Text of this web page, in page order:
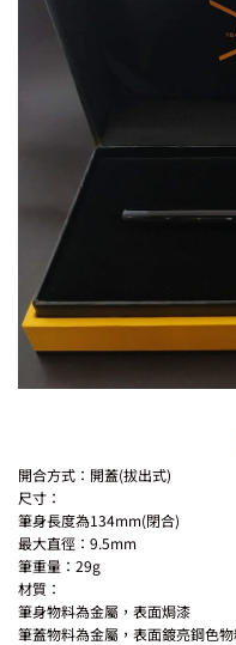
開合方式：開蓋(拔出式)
尺寸：
筆身長度為134mm(閉合)
最大直徑：9.5mm
筆重量：29g
材質：
筆身物料為金屬，表面焗漆
筆蓋物料為金屬，表面鍍亮鋼色